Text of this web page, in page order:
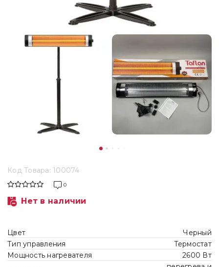
Код Товара: 100074
0
Нет в наличии
Цвет
Черный
Тип управления
Термостат
Мощность нагревателя
2600 Вт